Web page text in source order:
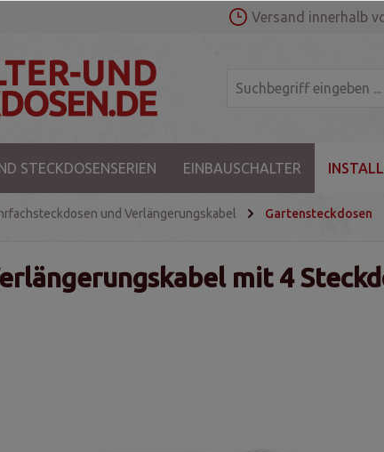
Versand innerhalb
STECKDOSENSERIEN EINBAUSCHALTER
und Verlängerungskabel Gartensteckdosen
mit 4